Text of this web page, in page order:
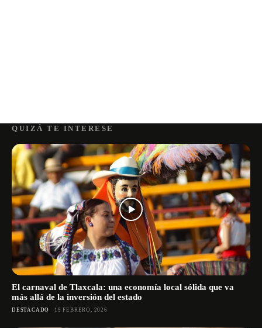
QUIZÁ TE INTERESE
El carnaval de Tlaxcala: una economía local sólida que va
más allá de la inversión del estado
DESTACADO 19 FEBRERO, 2026